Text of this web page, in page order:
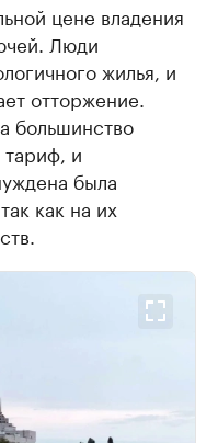
цене владения
Люди
жилья, и
отторжение.
большинство
тариф, и
была
как на их